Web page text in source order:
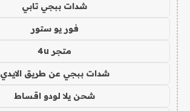
شدات ببجي تابي
فور يو ستور
متجر 4u
شدات ببجي عن طريق الايدي
شحن يلا لودو اقساط